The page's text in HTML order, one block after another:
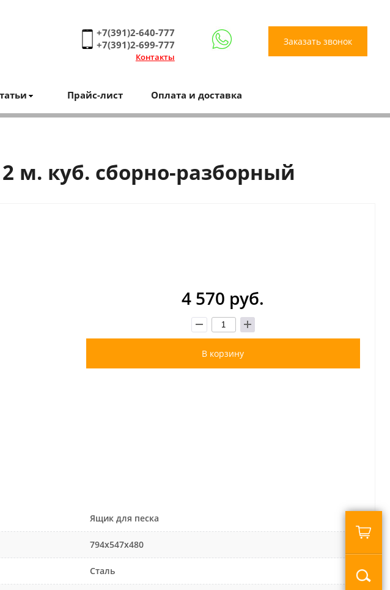
+7(391)2-640-777
+7(391)2-699-777
Контакты
Заказать звонок
Прайс-лист Оплата и доставка
м. куб. сборно-разборный
4 570 руб.
В корзину
Ящик для песка
794х547х480
Сталь